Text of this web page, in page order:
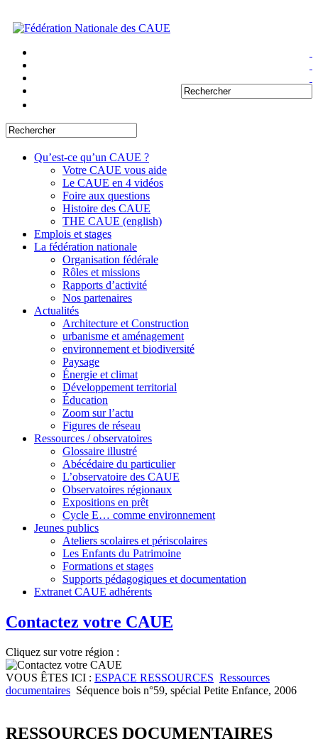
Qu’est-ce qu’un CAUE ?
Votre CAUE vous aide
Le CAUE en 4 vidéos
Foire aux questions
Histoire des CAUE
THE CAUE (english)
Emplois et stages
La fédération nationale
Organisation fédérale
Rôles et missions
Rapports d’activité
Nos partenaires
Actualités
Architecture et Construction
urbanisme et aménagement
environnement et biodiversité
Paysage
Énergie et climat
Développement territorial
Éducation
Zoom sur l’actu
Figures de réseau
Ressources / observatoires
Glossaire illustré
Abécédaire du particulier
L’observatoire des CAUE
Observatoires régionaux
Expositions en prêt
Cycle E… comme environnement
Jeunes publics
Ateliers scolaires et périscolaires
Les Enfants du Patrimoine
Formations et stages
Supports pédagogiques et documentation
Extranet CAUE adhérents
Contactez votre CAUE
Cliquez sur votre région :
VOUS ÊTES ICI : ESPACE RESSOURCES Ressources
documentaires Séquence bois n°59, spécial Petite Enfance, 2006
RESSOURCES DOCUMENTAIRES